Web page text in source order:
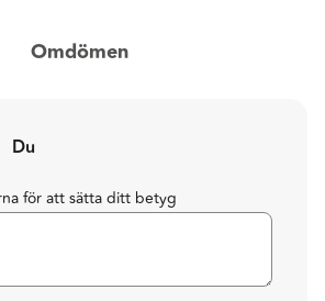
Omdömen
Du
för att sätta ditt betyg